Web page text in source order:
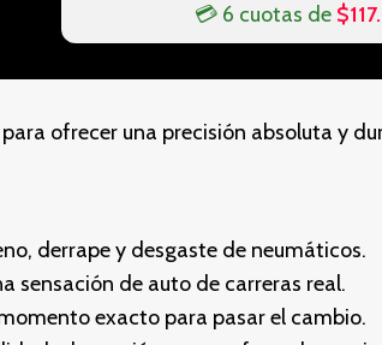
💳 6 cuotas de $
ofrecer una precisión absoluta y
derrape y desgaste de neumáticos.
sensación de auto de carreras real.
exacto para pasar el cambio.